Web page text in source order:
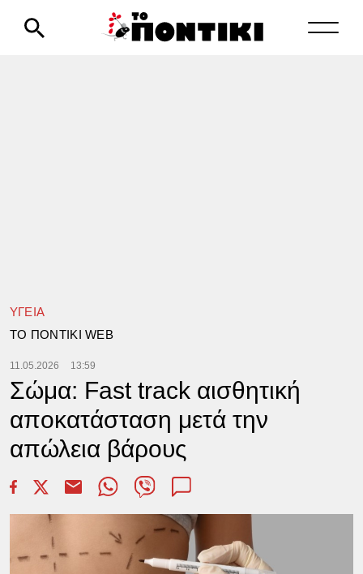
ΥΓΕΙΑ
TΟ ΠΟΝΤΙΚΙ WEB
11.05.2026 13:59
Σώμα: Fast track αισθητική
αποκατάσταση μετά την
απώλεια βάρους